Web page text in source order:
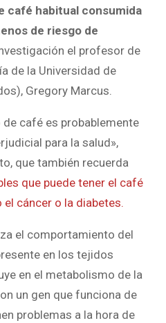
café habitual consumida
de riesgo de
el profesor de
de la Universidad de
Gregory Marcus.
café es probablemente
para la salud»,
que también recuerda
que puede tener el café
cáncer o la diabetes.
el comportamiento del
en los tejidos
en el metabolismo de la
un gen que funciona de
problemas a la hora de